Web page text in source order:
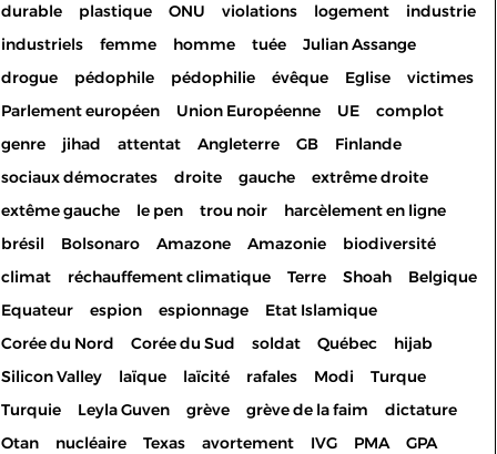
durable
plastique ONU violations logement
industrie
industriels
femme homme tuée
Julian Assange
drogue
pédophile pédophilie évêque Eglise
victimes
Parlement européen
Union Européenne UE
complot
genre
jihad attentat Angleterre GB
Finlande
sociaux démocrates
droite gauche
extrême droite
extême gauche
le pen trou noir
harcèlement en ligne
brésil
Bolsonaro Amazone Amazonie
biodiversité
climat
réchauffement climatique Terre Shoah
Belgique
Equateur
espion espionnage
Etat Islamique
Corée du Nord
Corée du Sud soldat Québec
hijab
Silicon Valley
laïque laïcité rafales Modi
Turque
Turquie
Leyla Guven grève grève de la faim
dictature
Otan
nucléaire Texas avortement IVG PMA
GPA